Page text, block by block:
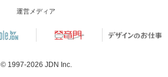
運営メディア
© 1997-2026 JDN Inc.